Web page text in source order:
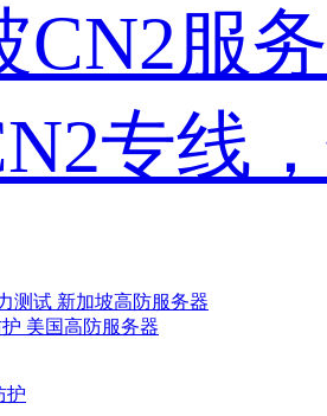
CN2服
专线
测试 新加坡高防服务器
美国高防服务器
护